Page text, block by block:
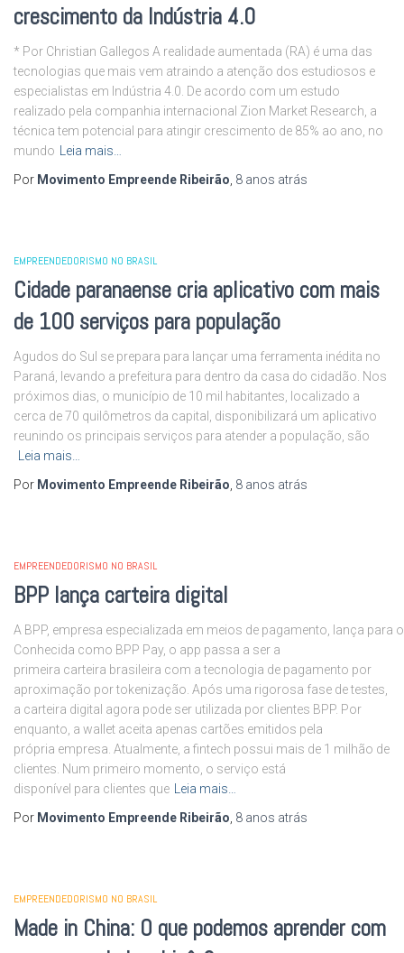
crescimento da Indústria 4.0
* Por Christian Gallegos A realidade aumentada (RA) é uma das
tecnologias que mais vem atraindo a atenção dos estudiosos e
especialistas em Indústria 4.0. De acordo com um estudo
realizado pela companhia internacional Zion Market Research, a
técnica tem potencial para atingir crescimento de 85% ao ano, no
mundo
Leia mais…
Por Movimento Empreende Ribeirão 8 anos atrás
EMPREENDEDORISMO NO BRASIL
Cidade paranaense cria aplicativo com mais
de 100 serviços para população
Agudos do Sul se prepara para lançar uma ferramenta inédita no
Paraná, levando a prefeitura para dentro da casa do cidadão. Nos
próximos dias, o município de 10 mil habitantes, localizado a
cerca de 70 quilômetros da capital, disponibilizará um aplicativo
reunindo os principais serviços para atender a população, são
Leia mais…
Por Movimento Empreende Ribeirão 8 anos atrás
EMPREENDEDORISMO NO BRASIL
BPP lança carteira digital
A BPP, empresa especializada em meios de pagamento, lança para
Conhecida como BPP Pay, o app passa a ser a
primeira carteira brasileira com a tecnologia de pagamento por
aproximação por tokenização. Após uma rigorosa fase de testes,
a carteira digital agora pode ser utilizada por clientes BPP. Por
enquanto, a wallet aceita apenas cartões emitidos pela
própria empresa. Atualmente, a fintech possui mais de 1 milhão de
clientes. Num primeiro momento, o serviço está
disponível para clientes que
Leia mais…
Por Movimento Empreende Ribeirão 8 anos atrás
EMPREENDEDORISMO NO BRASIL
Made in China: O que podemos aprender com